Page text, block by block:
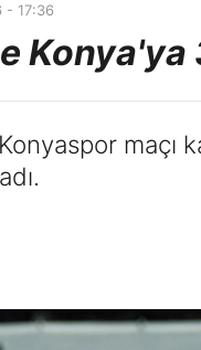
- 17:36
maçı